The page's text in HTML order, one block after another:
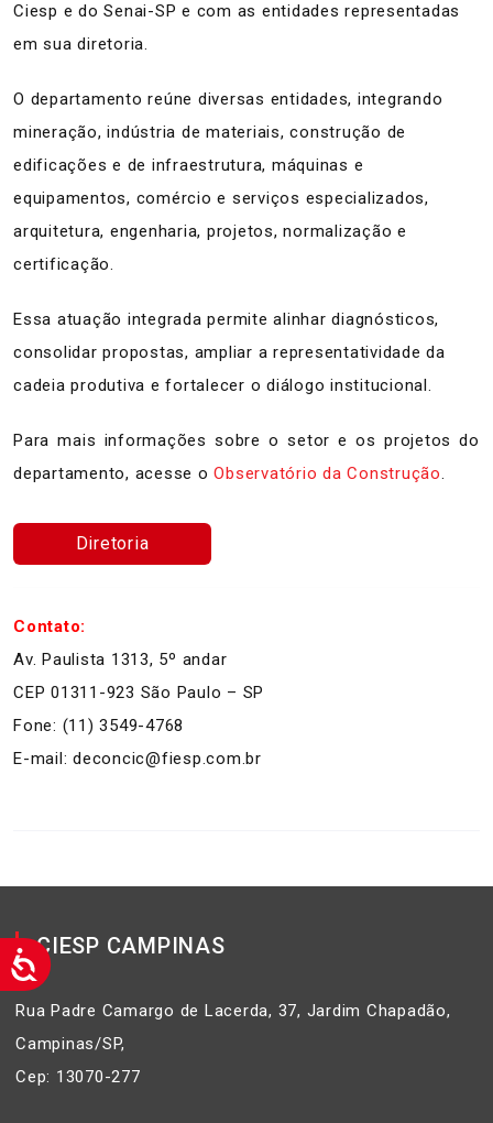
Ciesp e do Senai-SP e com as entidades representadas
em sua diretoria.
O departamento reúne diversas entidades, integrando
mineração, indústria de materiais, construção de
edificações e de infraestrutura, máquinas e
equipamentos, comércio e serviços especializados,
arquitetura, engenharia, projetos, normalização e
certificação.
Essa atuação integrada permite alinhar diagnósticos,
consolidar propostas, ampliar a representatividade da
cadeia produtiva e fortalecer o diálogo institucional.
Para mais informações sobre o setor e os projetos do
departamento, acesse oObservatório da Construção.
Diretoria
Contato:
Av. Paulista 1313, 5º andar
CEP 01311-923 São Paulo – SP
Fone: (11) 3549-4768
E-mail: deconcic@fiesp.com.br
CIESP CAMPINAS
Rua Padre Camargo de Lacerda, 37, Jardim Chapadão,
Campinas/SP,
Cep: 13070-277